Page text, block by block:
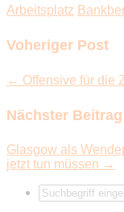
Arbeitsplatz
Voheriger Post
← Offensive für die
Nächster Beitrag
Glasgow als
jetzt tun müssen →